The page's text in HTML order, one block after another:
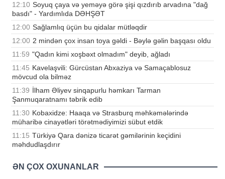
12:10 Soyuq çaya və yeməyə görə şişi qızdırıb arvadına "dağ
basdı" - Yardımlıda DƏHŞƏT
12:00 Sağlamlıq üçün bu qidalar mütləqdir
12:00 2 mindən çox insan toya gəldi - Bəylə gəlin başqası oldu
11:59 "Qadın kimi xoşbəxt olmadım" deyib, ağladı
11:45 Kavelaşvili: Gürcüstan Abxaziya və Samaçablosuz
mövcud ola bilməz
11:39 İlham Əliyev sinqapurlu həmkarı Tarman
Şanmuqaratnamı təbrik edib
11:30 Kobaxidze: Haaqa və Strasburq məhkəmələrində
müharibə cinayətləri törətmədiyimizi sübut etdik
11:15 Türkiyə Qara dənizə ticarət gəmilərinin keçidini
məhdudlaşdırır
ƏN ÇOX OXUNANLAR